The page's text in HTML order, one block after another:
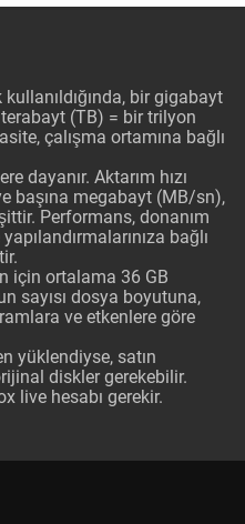
bir gigabayt
(TB) = bir trilyon
çalışma ortamına bağlı
dayanır. Aktarım hızı
başına megabayt (MB/sn),
Performans, donanım
bağlı
için ortalama 36 GB
sayısı dosya boyutuna,
ve etkenlere göre
yüklendiyse, satın
diskler gerekebilir.
live hesabı gerekir.